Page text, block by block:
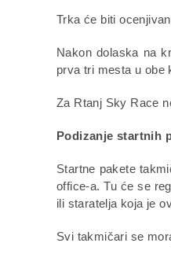
Trka će biti
Nakon dolaska na
prva tri mesta u obe
Za Rtanj Sky Race
Podizanje startnih
Startne pakete
office-a. Tu će se
ili staratelja koja je
Svi takmičari se